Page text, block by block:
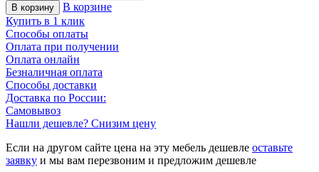
В корзину
В корзине
Купить в 1 клик
Способы оплаты
Оплата при получении
Оплата онлайн
Безналичная оплата
Способы доставки
Доставка по России:
Самовывоз
Нашли дешевле? Снизим цену
Если на другом сайте цена на эту мебель дешевле оставьте
заявку и мы вам перезвоним и предложим дешевле